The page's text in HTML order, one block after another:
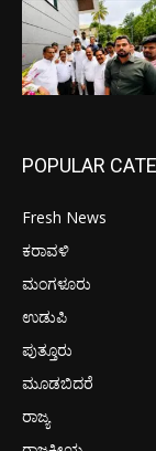
POPULAR
Fresh News
ಕರಾವಳಿ
ಮಂಗಳೂರು
ಉಡುಪಿ
ಪುತ್ತೂರು
ಮೂಡಬಿದರೆ
ರಾಜ್ಯ